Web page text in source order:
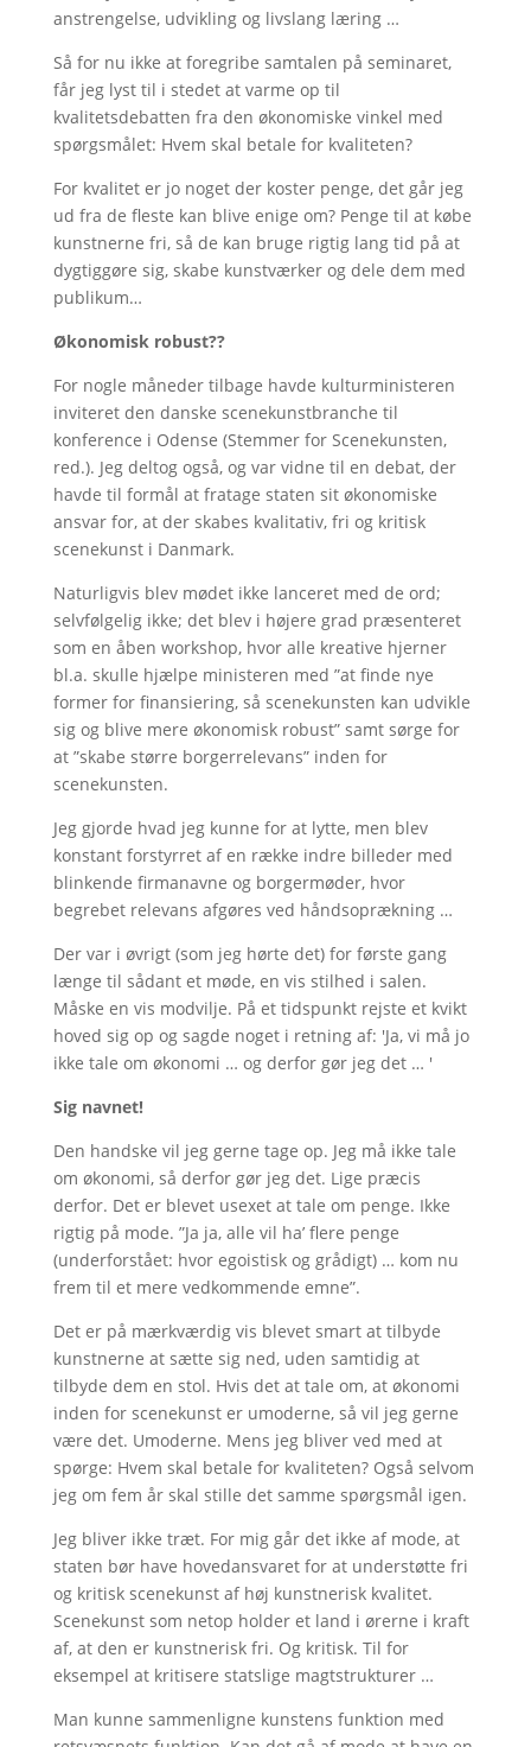
anstrengelse, udvikling og livslang læring …
Så for nu ikke at foregribe samtalen på seminaret,
får jeg lyst til i stedet at varme op til
kvalitetsdebatten fra den økonomiske vinkel med
spørgsmålet: Hvem skal betale for kvaliteten?
For kvalitet er jo noget der koster penge, det går jeg
ud fra de fleste kan blive enige om? Penge til at købe
kunstnerne fri, så de kan bruge rigtig lang tid på at
dygtiggøre sig, skabe kunstværker og dele dem med
publikum…
Økonomisk robust??
For nogle måneder tilbage havde kulturministeren
inviteret den danske scenekunstbranche til
konference i Odense (Stemmer for Scenekunsten,
red.). Jeg deltog også, og var vidne til en debat, der
havde til formål at fratage staten sit økonomiske
ansvar for, at der skabes kvalitativ, fri og kritisk
scenekunst i Danmark.
Naturligvis blev mødet ikke lanceret med de ord;
selvfølgelig ikke; det blev i højere grad præsenteret
som en åben workshop, hvor alle kreative hjerner
bl.a. skulle hjælpe ministeren med ”at finde nye
former for finansiering, så scenekunsten kan udvikle
sig og blive mere økonomisk robust” samt sørge for
at ”skabe større borgerrelevans” inden for
scenekunsten.
Jeg gjorde hvad jeg kunne for at lytte, men blev
konstant forstyrret af en række indre billeder med
blinkende firmanavne og borgermøder, hvor
begrebet relevans afgøres ved håndsoprækning …
Der var i øvrigt (som jeg hørte det) for første gang
længe til sådant et møde, en vis stilhed i salen.
Måske en vis modvilje. På et tidspunkt rejste et kvikt
hoved sig op og sagde noget i retning af: 'Ja, vi må jo
ikke tale om økonomi … og derfor gør jeg det … '
Sig navnet!
Den handske vil jeg gerne tage op. Jeg må ikke tale
om økonomi, så derfor gør jeg det. Lige præcis
derfor. Det er blevet usexet at tale om penge. Ikke
rigtig på mode. ”Ja ja, alle vil ha’ flere penge
(underforstået: hvor egoistisk og grådigt) … kom nu
frem til et mere vedkommende emne”.
Det er på mærkværdig vis blevet smart at tilbyde
kunstnerne at sætte sig ned, uden samtidig at
tilbyde dem en stol. Hvis det at tale om, at økonomi
inden for scenekunst er umoderne, så vil jeg gerne
være det. Umoderne. Mens jeg bliver ved med at
spørge: Hvem skal betale for kvaliteten? Også selvom
jeg om fem år skal stille det samme spørgsmål igen.
Jeg bliver ikke træt. For mig går det ikke af mode, at
staten bør have hovedansvaret for at understøtte fri
og kritisk scenekunst af høj kunstnerisk kvalitet.
Scenekunst som netop holder et land i ørerne i kraft
af, at den er kunstnerisk fri. Og kritisk. Til for
eksempel at kritisere statslige magtstrukturer …
Man kunne sammenligne kunstens funktion med